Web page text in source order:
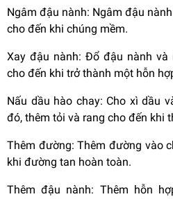
Ngâm đậu nành: Ngâm đậu
cho đến khi chúng mềm.
Xay đậu nành: Đổ đậu nành
cho đến khi trở thành một hỗn
Nấu dầu hào chay: Cho xì dầu
đó, thêm tỏi và rang cho đến khi
Thêm đường: Thêm đường vào
khi đường tan hoàn toàn.
Thêm đậu nành: Thêm hỗn